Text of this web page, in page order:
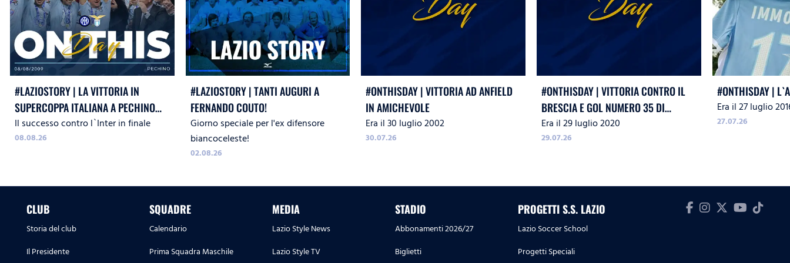
#LAZIOSTORY | LA VITTORIA IN
SUPERCOPPA ITALIANA A PECHINO
CONTRO L`INTER
Il successo contro l`Inter in finale
08.08.26
#LAZIOSTORY | TANTI AUGURI A
FERNANDO COUTO!
Giorno speciale per l'ex difensore
biancoceleste!
02.08.26
#ONTHISDAY | VITTORIA AD ANFIELD
IN AMICHEVOLE
Era il 30 luglio 2002
30.07.26
#ONTHISDAY | VITTORIA CONTRO IL
BRESCIA E GOL NUMERO 35 DI
IMMOBILE
Era il 29 luglio 2020
29.07.26
#ONTHISDAY |
Era il 27 luglio
27.07.26
CLUB
Storia del club
Il Presidente
SQUADRE
Calendario
Prima Squadra Maschile
MEDIA
Lazio Style News
Lazio Style TV
STADIO
Abbonamenti 2026/27
Biglietti
PROGETTI S.S. LAZIO
Lazio Soccer School
Progetti Speciali